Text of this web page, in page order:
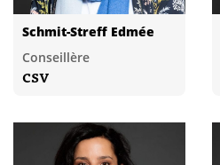
Schmit-Streff Edmée
Conseillère
CSV